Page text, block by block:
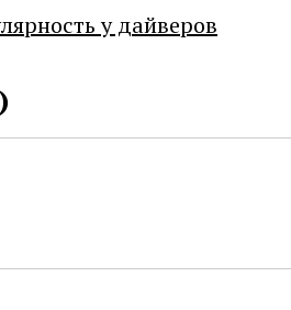
у дайверов
)